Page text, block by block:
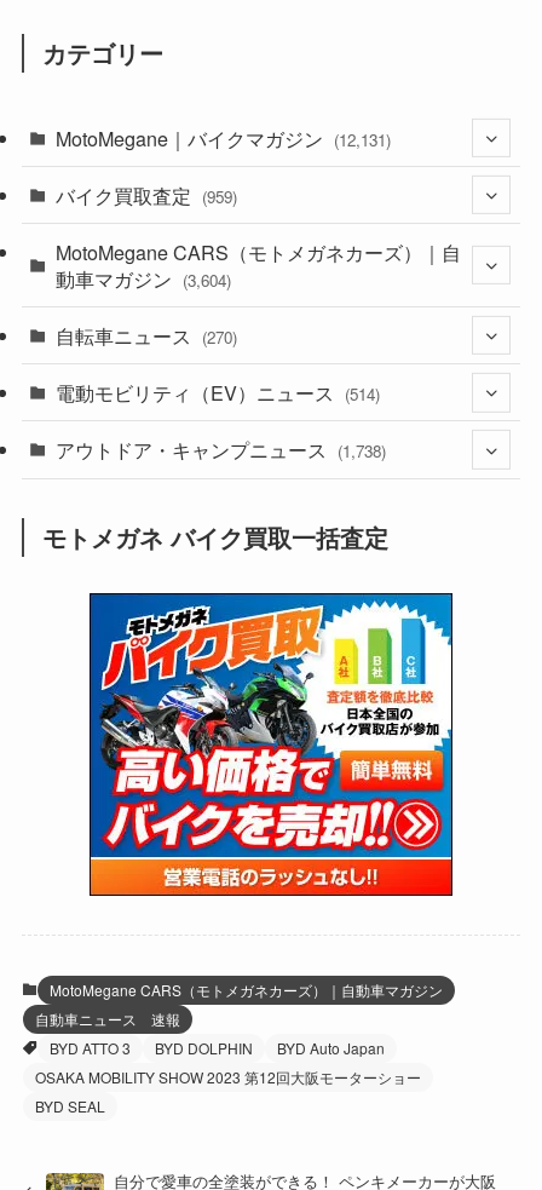
カテゴリー
MotoMegane｜バイクマガジン (12,131)
(44)
(1,242)
(638)
(118)
(60)
(31)
(51)
(34)
(5)
(12)
(63)
(109)
(252)
(38)
(24)
(16)
(25)
(24)
(47)
(15)
(5)
(249)
(64)
(16)
(62)
(4)
(6)
(17)
(5)
(32)
(306)
(6,955)
(2,473)
(249)
(1,226)
(12)
(131)
(38)
(131)
(167)
(85)
(21)
(61)
(171)
(98)
(13)
(60)
(274)
(171)
(38)
(47)
(59)
(36)
(1)
(66)
(16)
(141)
(255)
(204)
(1,141)
(166)
(23)
(33)
(34)
(35)
(41)
(415)
(16)
バイク買取査定 (959)
(352)
(1)
MotoMegane CARS（モトメガネカーズ）｜自
動車マガジン (3,604)
(185)
(137)
(73)
(2,743)
(126)
(170)
自転車ニュース (270)
(54)
(211)
電動モビリティ（EV）ニュース (514)
(132)
(171)
(118)
(27)
アウトドア・キャンプニュース (1,738)
(8)
(1,605)
(147)
(13)
(19)
(12)
(16)
(20)
(8)
(1)
モトメガネ バイク買取一括査定
MotoMegane CARS（モトメガネカーズ）｜自動車マガジン
自動車ニュース 速報
BYD ATTO 3
BYD DOLPHIN
BYD Auto Japan
OSAKA MOBILITY SHOW 2023 第12回大阪モーターショー
BYD SEAL
自分で愛車の全塗装ができる！ ペンキメーカーが大阪